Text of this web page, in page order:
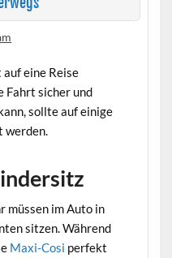
eine Reise
Fahrt sicher und
sollte auf einige
werden.
müssen im Auto in
sitzen. Während
Maxi-Cosi perfekt